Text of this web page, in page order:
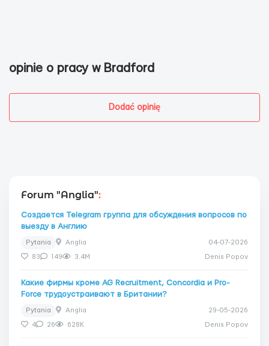
opinie o pracy w Bradford
Dodać opinię
Forum "Anglia":
Создается Telegram группа для обсуждения вопросов по
выезду в Англию
Pytania Anglia 04-07-2026
83 149 3.4M Denis Popov
Какие фирмы кроме AG Recruitment, Concordia и Pro-
Force трудоустраивают в Британии?
Pytania Anglia 29-05-2026
4 26 628K Denis Popov